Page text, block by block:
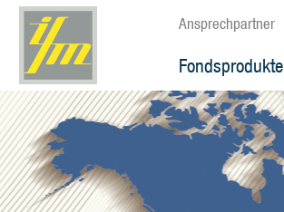
Ansprechpartner
Fondsprodukte